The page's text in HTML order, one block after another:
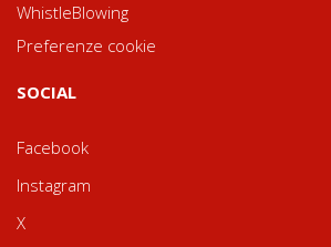
WhistleBlowing
Preferenze cookie
SOCIAL
Facebook
Instagram
X